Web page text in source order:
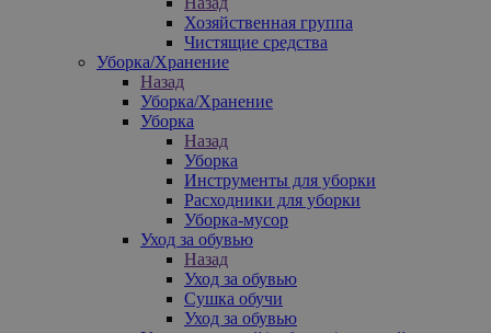
Хозяйственная группа
Чистящие средства
Уборка/Хранение
Назад
Уборка/Хранение
Уборка
Назад
Уборка
Инструменты для уборки
Расходники для уборки
Уборка-мусор
Уход за обувью
Назад
Уход за обувью
Сушка обучи
Уход за обувью